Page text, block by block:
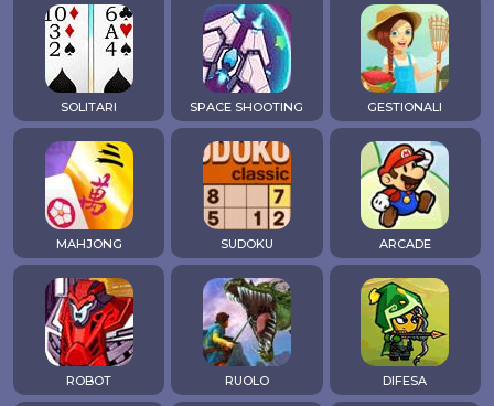
SOLITARI SPACE SHOOTING GESTIONALI
MAHJONG SUDOKU ARCADE
ROBOT RUOLO DIFESA